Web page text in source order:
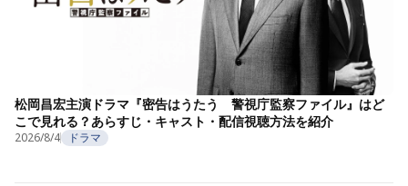
松岡昌宏主演ドラマ『密告はうたう 警視庁監察ファイル』はど
こで見れる？あらすじ・キャスト・配信視聴方法を紹介
2026/8/4 ドラマ